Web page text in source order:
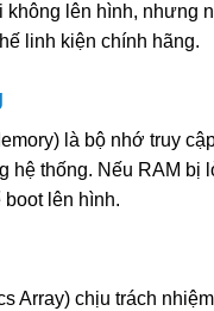
không lên hình, nhưng
linh kiện chính hãng.
là bộ nhớ truy
hệ thống. Nếu RAM bị
boot lên hình.
Array) chịu trách